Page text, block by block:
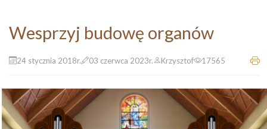
Wesprzyj budowę organów
24 stycznia 2018r. 03 czerwca 2023r. Krzysztof 17565